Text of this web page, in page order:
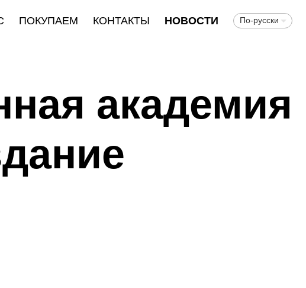
ПОКУПАЕМ КОНТАКТЫ НОВОСТИ По-русски
академия